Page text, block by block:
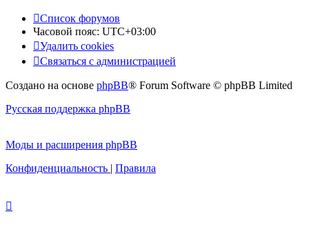
Список форумов
Часовой пояс: UTC+03:00
Удалить cookies
Связаться с администрацией
Создано на основе phpBB® Forum Software © phpBB Limited
Русская поддержка phpBB
Моды и расширения phpBB
Конфиденциальность | Правила